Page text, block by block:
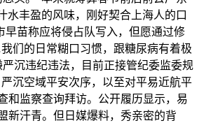
水丰盈的风味，刚好契合上海人的口
早苗称应将侵占队写入，但愿通过修
们的日常糊口习惯，跟糖尿病有着极
沉违纪违法，目前正接管纪委监委规
沉空域平安次序，以至对平易近航平
和监察查询拜访。公开履历显示，易
新汗青。但日媒爆料，秀亲密的背